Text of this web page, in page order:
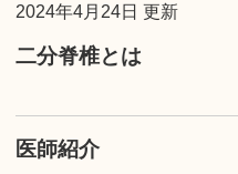
2024年4月24日 更新
二分脊椎とは
医師紹介